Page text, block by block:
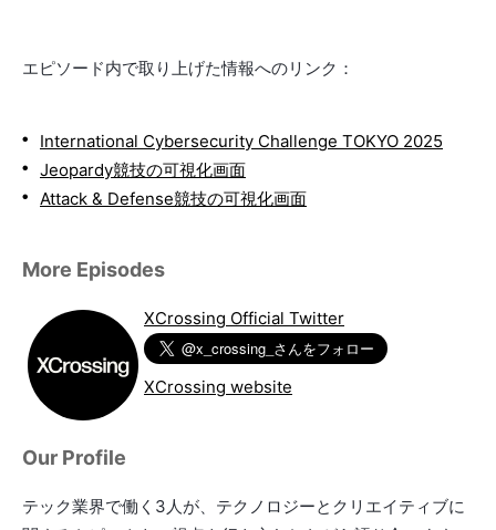
エピソード内で取り上げた情報へのリンク：
International Cybersecurity Challenge TOKYO 2025
Jeopardy競技の可視化画面
Attack & Defense競技の可視化画面
More Episodes
XCrossing Official Twitter
XCrossing website
Our Profile
テック業界で働く3人が、テクノロジーとクリエイティブに